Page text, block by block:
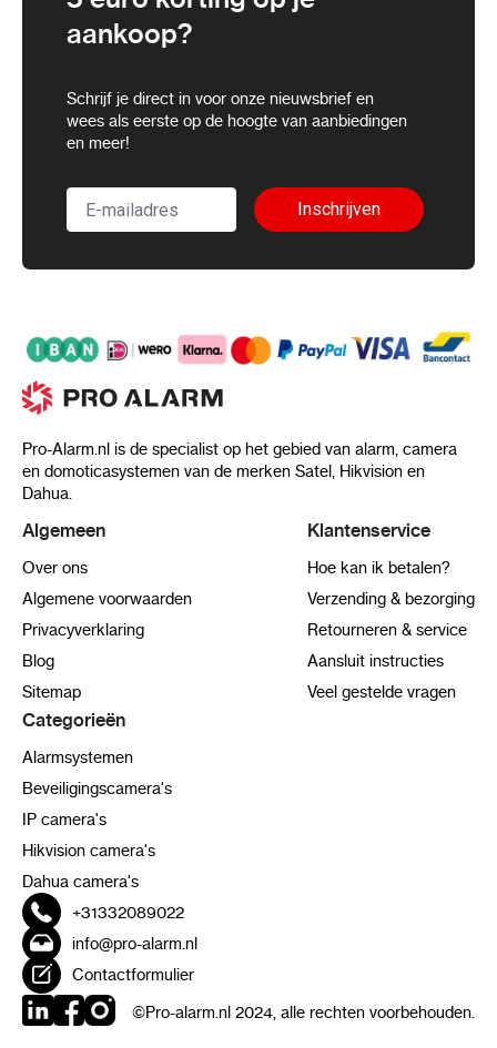
aankoop?
Schrijf je direct in voor onze nieuwsbrief en
wees als eerste op de hoogte van aanbiedingen
en meer!
Inschrijven
Pro-Alarm.nl is de specialist op het gebied van alarm, camera
en domoticasystemen van de merken Satel, Hikvision en
Dahua.
Algemeen
Over ons
Algemene voorwaarden
Privacyverklaring
Blog
Sitemap
Klantenservice
Hoe kan ik betalen?
Verzending & bezorging
Retourneren & service
Aansluit instructies
Veel gestelde vragen
Categorieën
Alarmsystemen
Beveiligingscamera's
IP camera's
Hikvision camera's
Dahua camera's
+31332089022
info@pro-alarm.nl
Contactformulier
©Pro-alarm.nl 2024, alle rechten voorbehouden.